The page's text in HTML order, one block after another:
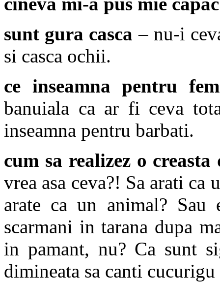
sunt gura casca – nu-i
si casca ochii.
ce inseamna pentru
banuiala ca ar fi ceva
inseamna pentru barbati.
cum sa realizez o creasta
vrea asa ceva?! Sa arati ca
arate ca un animal?
scarmani in tarana dupa
in pamant, nu? Ca sunt
dimineata sa canti